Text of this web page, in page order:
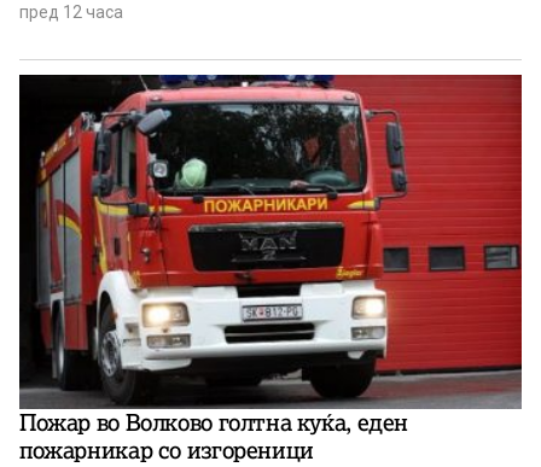
пред 12 часа
Пожар во Волково голтна куќа, еден
пожарникар со изгореници